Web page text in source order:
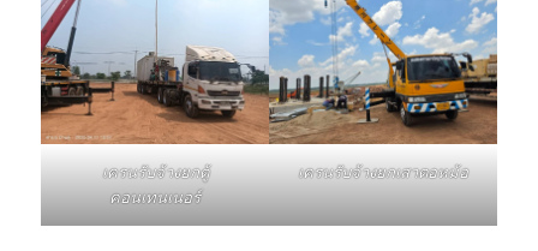
เครนรับจ้างยกตู้
คอนเทนเนอร์
เครนรับจ้างยกเสาตอหม้อ